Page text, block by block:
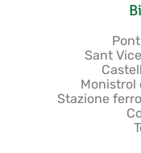
Sant
Monistrol
Stazione